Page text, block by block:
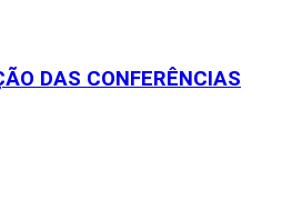
DAS CONFERÊNCIAS